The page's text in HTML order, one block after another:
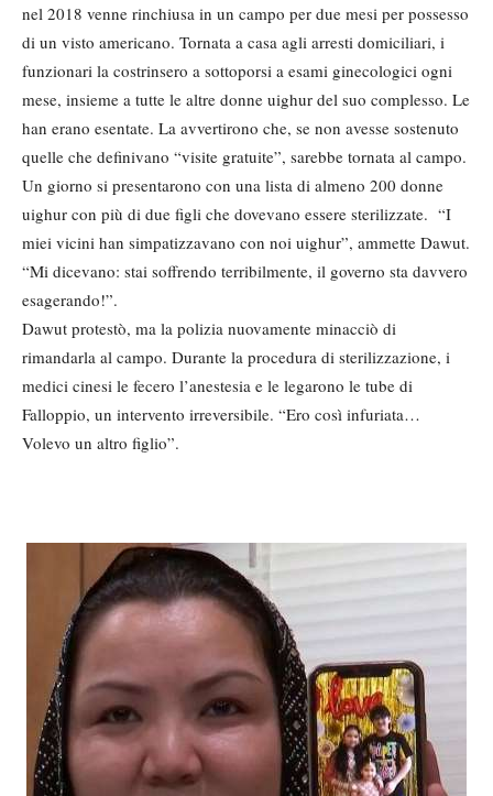
nel 2018 venne rinchiusa in un campo per due mesi per possesso
di un visto americano. Tornata a casa agli arresti domiciliari, i
funzionari la costrinsero a sottoporsi a esami ginecologici ogni
mese, insieme a tutte le altre donne uighur del suo complesso. Le
han erano esentate. La avvertirono che, se non avesse sostenuto
quelle che definivano “visite gratuite”, sarebbe tornata al campo.
Un giorno si presentarono con una lista di almeno 200 donne
uighur con più di due figli che dovevano essere sterilizzate. “I
miei vicini han simpatizzavano con noi uighur”, ammette Dawut.
“Mi dicevano: stai soffrendo terribilmente, il governo sta davvero
esagerando!”.
Dawut protestò, ma la polizia nuovamente minacciò di
rimandarla al campo. Durante la procedura di sterilizzazione, i
medici cinesi le fecero l’anestesia e le legarono le tube di
Falloppio, un intervento irreversibile. “Ero così infuriata…
Volevo un altro figlio”.